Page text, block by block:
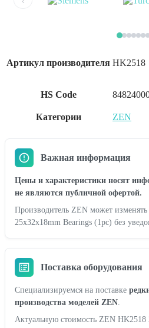
Артикул производителя HK2518
HS Code
Категории ZEN
Важная информация
Цены и характеристики носят
не являются публичной офертой.
Производитель ZEN может
25x32x18mm Bearings (1pc) без
Поставка оборудования
Специализируемся на поставке
производства моделей ZEN
Актуальную стоимость ZEN HK2518